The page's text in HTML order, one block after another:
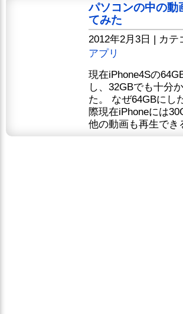
パソコンの中の
てみた
2012年2月3日 | カテ
アプリ
現在iPhone4Sの
し、32GBでも十分
た。 なぜ64GBにし
際現在iPhoneには
他の動画も再生でき